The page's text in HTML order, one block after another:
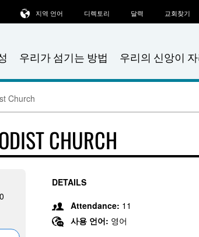
우리가 섬기는 방법 우리의 신앙이
지역 언어 디렉토리 달력 교회찾기
Church
CHURCH
DETAILS
Attendance: 11
사용 언어: 영어